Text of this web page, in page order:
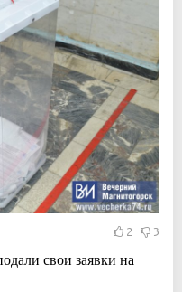
2 3
свои заявки на